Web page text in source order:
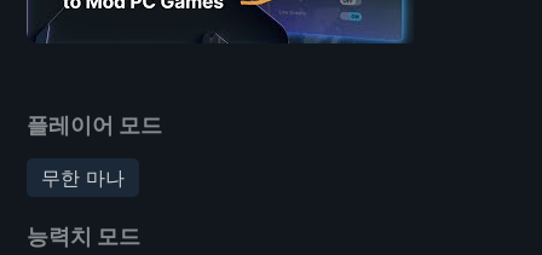
플레이어 모드
무한 마나
능력치 모드